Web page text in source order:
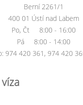
Berní 2261/1
400 01 Ústí nad Labem
Po, Čt 8:00 - 16:00
Pá 8:00 - 14:00
974 420 361, 974 420